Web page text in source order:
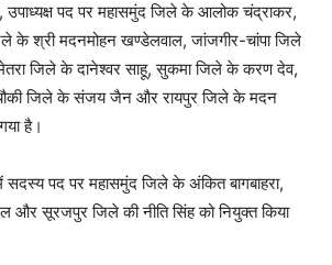
उपाध्यक्ष पद पर महासमुंद जिले के आलोक चंद्राकर,
के श्री मदनमोहन खण्डेलवाल, जांजगीर-चांपा जिले
जिले के दानेश्वर साहू, सुकमा जिले के करण देव,
जिले के संजय जैन और रायपुर जिले के मदन
है।
सदस्य पद पर महासमुंद जिले के अंकित बागबाहरा,
और सूरजपुर जिले की नीति सिंह को नियुक्त किया